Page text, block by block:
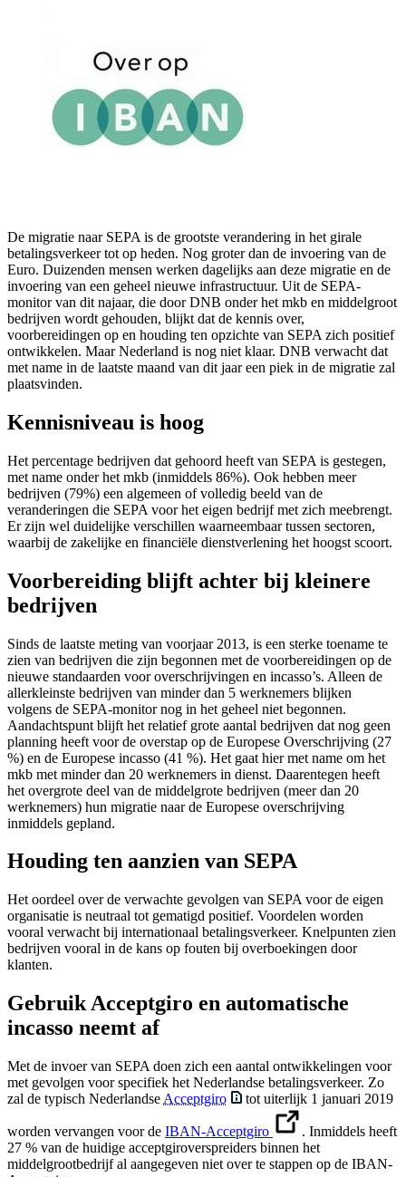
De migratie naar SEPA is de grootste verandering in het girale
betalingsverkeer tot op heden. Nog groter dan de invoering van de
Euro. Duizenden mensen werken dagelijks aan deze migratie en de
invoering van een geheel nieuwe infrastructuur. Uit de SEPA-
monitor van dit najaar, die door DNB onder het mkb en middelgroot
bedrijven wordt gehouden, blijkt dat de kennis over,
voorbereidingen op en houding ten opzichte van SEPA zich positief
ontwikkelen. Maar Nederland is nog niet klaar. DNB verwacht dat
met name in de laatste maand van dit jaar een piek in de migratie zal
plaatsvinden.
Kennisniveau is hoog
Het percentage bedrijven dat gehoord heeft van SEPA is gestegen,
met name onder het mkb (inmiddels 86%). Ook hebben meer
bedrijven (79%) een algemeen of volledig beeld van de
veranderingen die SEPA voor het eigen bedrijf met zich meebrengt.
Er zijn wel duidelijke verschillen waarneembaar tussen sectoren,
waarbij de zakelijke en financiële dienstverlening het hoogst scoort.
Voorbereiding blijft achter bij kleinere
bedrijven
Sinds de laatste meting van voorjaar 2013, is een sterke toename te
zien van bedrijven die zijn begonnen met de voorbereidingen op de
nieuwe standaarden voor overschrijvingen en incasso’s. Alleen de
allerkleinste bedrijven van minder dan 5 werknemers blijken
volgens de SEPA-monitor nog in het geheel niet begonnen.
Aandachtspunt blijft het relatief grote aantal bedrijven dat nog geen
planning heeft voor de overstap op de Europese Overschrijving (27
%) en de Europese incasso (41 %). Het gaat hier met name om het
mkb met minder dan 20 werknemers in dienst. Daarentegen heeft
het overgrote deel van de middelgrote bedrijven (meer dan 20
werknemers) hun migratie naar de Europese overschrijving
inmiddels gepland.
Houding ten aanzien van SEPA
Het oordeel over de verwachte gevolgen van SEPA voor de eigen
organisatie is neutraal tot gematigd positief. Voordelen worden
vooral verwacht bij internationaal betalingsverkeer. Knelpunten zien
bedrijven vooral in de kans op fouten bij overboekingen door
klanten.
Gebruik Acceptgiro en automatische
incasso neemt af
Met de invoer van SEPA doen zich een aantal ontwikkelingen voor
met gevolgen voor specifiek het Nederlandse betalingsverkeer. Zo
zal de typisch Nederlandse Acceptgiro tot uiterlijk 1 januari 2019
worden vervangen voor de IBAN-Acceptgiro
. Inmiddels heeft
27 % van de huidige acceptgiroverspreiders binnen het
middelgrootbedrijf al aangegeven niet over te stappen op de IBAN-